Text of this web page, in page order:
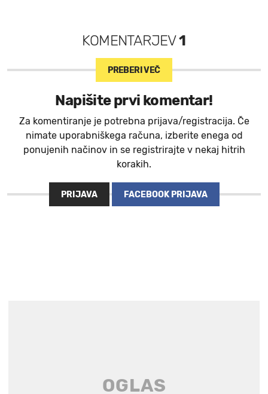
KOMENTARJEV1
PREBERI VEČ
Napišite prvi komentar!
Za komentiranje je potrebna prijava/registracija. Če
nimate uporabniškega računa, izberite enega od
ponujenih načinov in se registrirajte v nekaj hitrih
korakih.
PRIJAVA FACEBOOK PRIJAVA